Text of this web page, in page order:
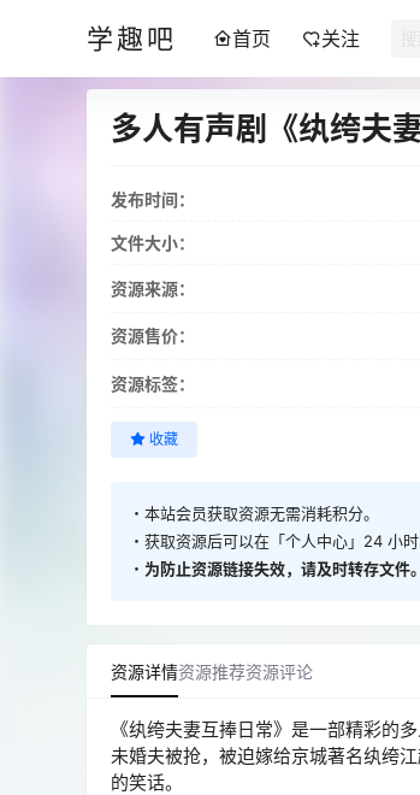
学趣吧 首页 关注
多人有声剧《纨绔夫
发布时间：
文件大小：
资源来源：
资源售价：
资源标签：
收藏
・本站会员获取资源无需消耗积分。
・获取资源后可以在「个人中心」24 小时
・ 为防止资源链接失效，请及时转存文件。
资源详情资源推荐资源评论
《纨绔夫妻互捧日常》是一部精彩的
未婚夫被抢，被迫嫁给京城著名纨绔
的笑话。